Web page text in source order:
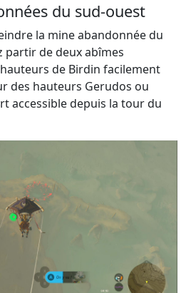
du sud-ouest
la mine abandonnée du
partir de deux abîmes
de Birdin facilement
des hauteurs Gerudos ou
accessible depuis la tour du